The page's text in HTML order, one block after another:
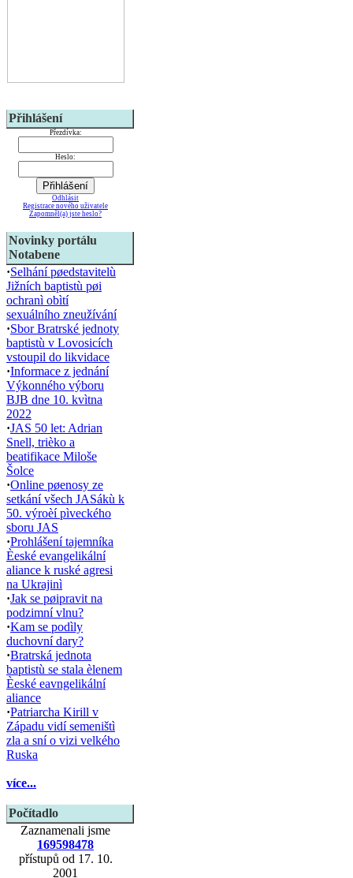
Přihlášení
Přezdívka:
Heslo:
Odhlásit
Registrace nového uživatele
Zapomněl(a) jste heslo?
Novinky portálu
Notabene
·Selhání pøedstavitelù
Jižních baptistù pøi
ochranì obìtí
sexuálního zneužívání
·Sbor Bratrské jednoty
baptistù v Lovosicích
vstoupil do likvidace
·Informace z jednání
Výkonného výboru
BJB dne 10. kvìtna
2022
·JAS 50 let: Adrian
Snell, trièko a
beatifikace Miloše
Šolce
·Online pøenosy ze
setkání všech JASákù k
50. výroèí pìveckého
sboru JAS
·Prohlášení tajemníka
Èeské evangelikální
aliance k ruské agresi
na Ukrajinì
·Jak se pøipravit na
podzimní vlnu?
·Kam se podìly
duchovní dary?
·Bratrská jednota
baptistù se stala èlenem
Èeské eavngelikální
aliance
·Patriarcha Kirill v
Západu vidí semeništì
zla a sní o vizi velkého
Ruska
více...
Počítadlo
Zaznamenali jsme
169598478
přístupů od 17. 10.
2001